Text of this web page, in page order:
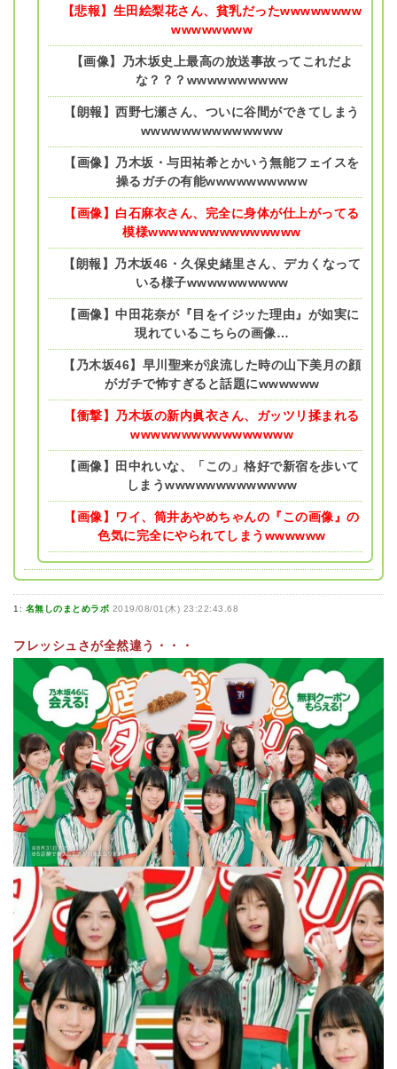
【悲報】生田絵梨花さん、貧乳だったwwwwwwww
wwwwwwww
【画像】乃木坂史上最高の放送事故ってこれだよ
な？？？wwwwwwwwww
【朗報】西野七瀬さん、ついに谷間ができてしまう
wwwwwwwwwwwwww
【画像】乃木坂・与田祐希とかいう無能フェイスを
操るガチの有能wwwwwwwwww
【画像】白石麻衣さん、完全に身体が仕上がってる
模様wwwwwwwwwwwwwww
【朗報】乃木坂46・久保史緒里さん、デカくなって
いる様子wwwwwwwwww
【画像】中田花奈が『目をイジッた理由』が如実に
現れているこちらの画像…
【乃木坂46】早川聖来が涙流した時の山下美月の顔
がガチで怖すぎると話題にwwwwww
【衝撃】乃木坂の新内眞衣さん、ガッツリ揉まれる
wwwwwwwwwwwwwwww
【画像】田中れいな、「この」格好で新宿を歩いて
しまうwwwwwwwwwwwww
【画像】ワイ、筒井あやめちゃんの『この画像』の
色気に完全にやられてしまうwwwwww
1: 名無しのまとめラボ 2019/08/01(木) 23:22:43.68
フレッシュさが全然違う・・・